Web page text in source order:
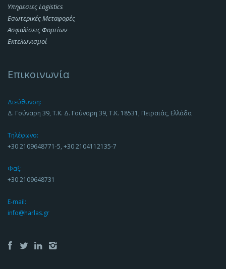
Υπηρεσιες Logistics
Εσωτερικές Μεταφορές
Ασφαλίσεις Φορτίων
Εκτελωνισμοί
Επικοινωνία
Διεύθυνση:
Δ. Γούναρη 39, Τ.Κ. Δ. Γούναρη 39, Τ.Κ. 18531, Πειραιάς, Ελλάδα
Τηλέφωνο:
+30 2109648771-5, +30 2104112135-7
Φαξ:
+30 2109648731
E-mail:
info@harlas.gr